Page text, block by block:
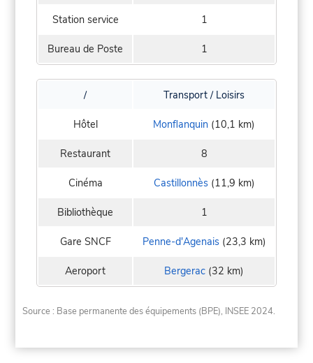
Station service 1
Bureau de Poste 1
/ Transport / Loisirs
Hôtel Monflanquin (10,1 km)
Restaurant 8
Cinéma Castillonnès(11,9 km)
Bibliothèque 1
Gare SNCF Penne-d'Agenais(23,3 km)
Aeroport Bergerac (32 km)
Source : Base permanente des équipements (BPE), INSEE 2024.